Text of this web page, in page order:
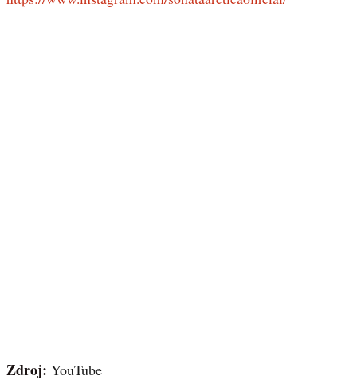
Zdroj: YouTube